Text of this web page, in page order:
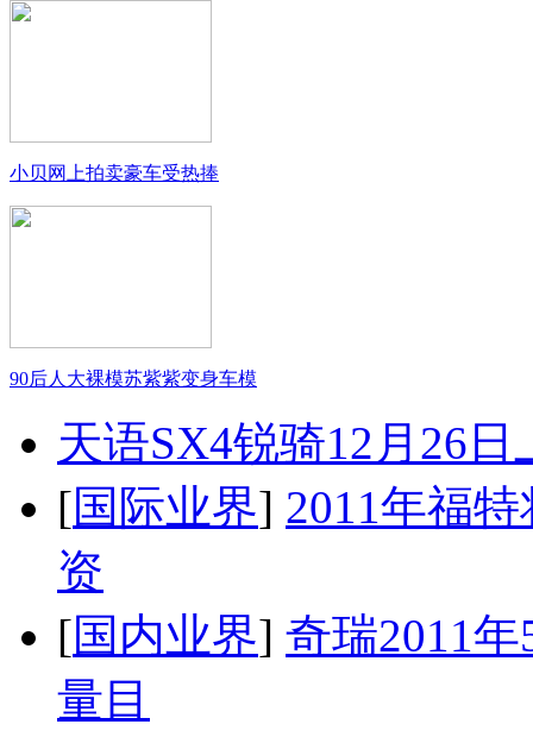
小贝网上拍卖豪车受热捧
90后人大裸模苏紫紫变身车模
天语SX4锐骑12月26
[国际业界] 2011年福
资
[国内业界] 奇瑞2011
量目